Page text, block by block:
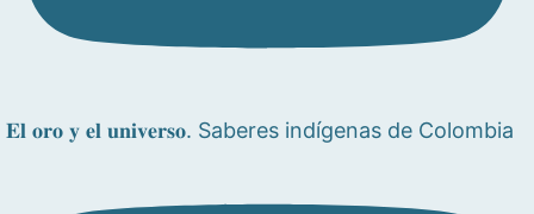
𝐄𝐥 𝐨𝐫𝐨 𝐲 𝐞𝐥 𝐮𝐧𝐢𝐯𝐞𝐫𝐬𝐨. Saberes indígenas de Colombia